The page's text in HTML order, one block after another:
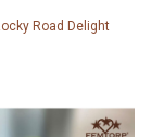
Road Delight